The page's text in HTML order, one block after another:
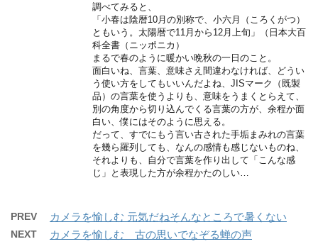
調べてみると、
「小春は陰暦10月の別称で、小六月（ころくがつ）
ともいう。太陽暦で11月から12月上旬」（日本大百
科全書（ニッポニカ）
まるで春のように暖かい晩秋の一日のこと。
面白いね、言葉、意味さえ間違わなければ、どうい
う使い方をしてもいいんだよね、JISマーク（既製
品）の言葉を使うよりも、意味をうまくとらえて、
別の角度から切り込んでくる言葉の方が、余程か面
白い、僕にはそのように思える。
だって、すでにもう言い古された手垢まみれの言葉
を幾ら羅列しても、なんの感情も感じないものね、
それよりも、自分で言葉を作り出して「こんな感
じ」と表現した方が余程かたのしい…
PREV カメラを愉しむ 元気だねそんなところで暑くない
NEXT カメラを愉しむ 古の思いでなぞる蝉の声